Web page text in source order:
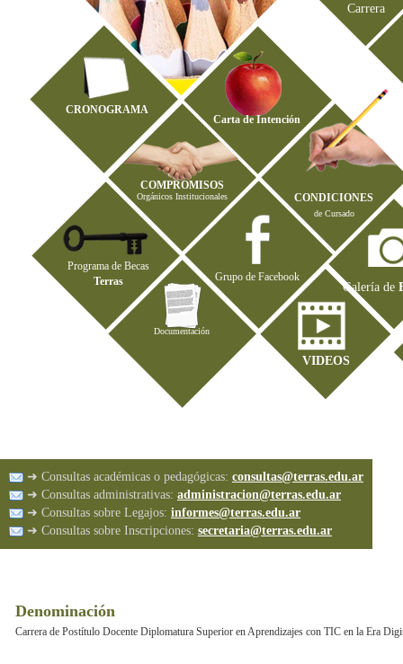
Carrera
Carta de Intención
CRONOGRAMA
Documentación
COMPROMISOS
Orgánicos Institucionales CONDICIONES
de Cursado
Programa de Becas
Terras
Grupo de Facebook
VIDEOS
Galería de
➜ Consultas académicas o pedagógicas: consultas@terras.edu.ar
➜ Consultas administrativas: administracion@terras.edu.ar
➜ Consultas sobre Legajos: informes@terras.edu.ar
➜ Consultas sobre Inscripciones: secretaria@terras.edu.ar
Denominación
Carrera de Postítulo Docente Diplomatura Superior en Aprendizajes con TIC en la Era